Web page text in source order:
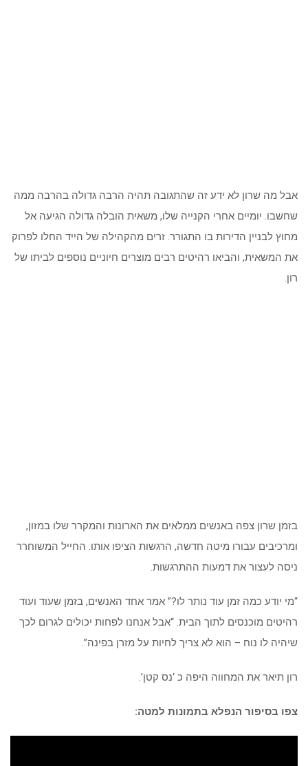
אבל מה שרון לא ידע זה שהתגובה תהיה הרבה גדולה בהרבה ממה
שחשבו. יומיים אחרי הקנייה שלו, משאית הובלה גדולה הגיעה אל
מחוץ לבניין הדירות בו התגורר. זרים מהקהילה של הייד החלו לפרוק
את המשאית, והביאו רהיטים רבים מוצרים חיוניים נוספים לביתו של
רון.
בזמן שרון צפה באנשים ממלאים את הארונות והמקרר שלו במזון,
ומרכיבים עבורו מיטה חדשה, הרגשות הציפו אותו. החייל המשוחרר
ניסה לעצור את דמעות ההתרגשות.
“מי יודע כמה זמן עוד נותר לו?” אמר אחד האנשים, בזמן שעוד ועוד
רהיטים מוכנסים לתוך הבית. “אבל אנחנו לפחות יכולים לגרום לכך
שיהיה לו נוח – הוא לא צריך לחיות על מזרן בפינה”.
רון תיאר את המחווה היפה כ ‘נס קטן’.
צפו בסיפור הנפלא בתמונות למטה: